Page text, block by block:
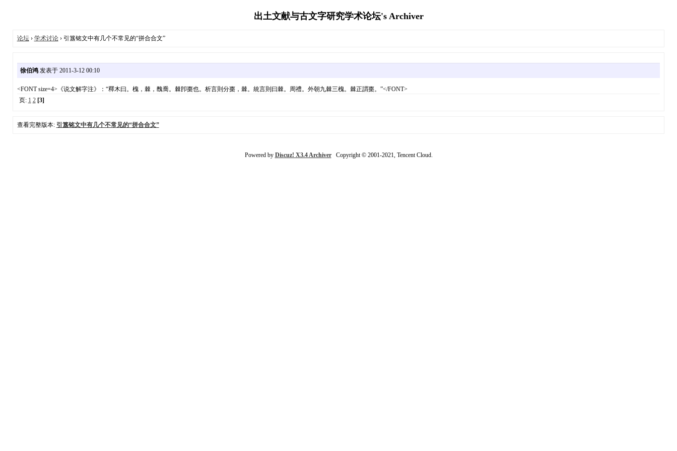
出土文献与古文字研究学术论坛's Archiver
论坛› 学术讨论› 引簋铭文中有几个不常见的“拼合合文”
徐伯鸿发表于 2011-3-12 00:10
<FONT size=4>《说文解字注》：“釋木曰。槐，棘，醜喬。棘卽棗也。析言則分棗，棘。統言則曰棘。周禮。外朝九棘三槐。棘正謂棗。”</FONT>
页: 1 2 [3]
查看完整版本: 引簋铭文中有几个不常见的“拼合合文”
Powered by Discuz! X3.4 ArchiverCopyright © 2001-2021, Tencent Cloud.